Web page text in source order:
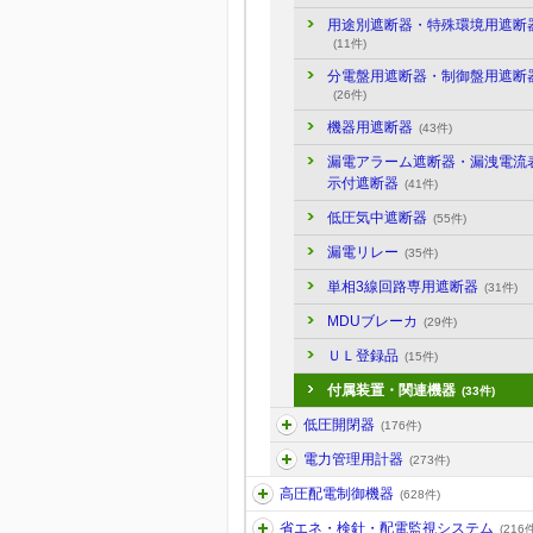
用途別遮断器・特殊環境用遮断
(11件)
分電盤用遮断器・制御盤用遮断
(26件)
機器用遮断器 (43件)
漏電アラーム遮断器・漏洩電流
示付遮断器 (41件)
低圧気中遮断器 (55件)
漏電リレー (35件)
単相3線回路専用遮断器 (31件)
MDUブレーカ (29件)
ＵＬ登録品 (15件)
付属装置・関連機器 (33件)
低圧開閉器 (176件)
電力管理用計器 (273件)
高圧配電制御機器 (628件)
省エネ・検針・配電監視システム (216